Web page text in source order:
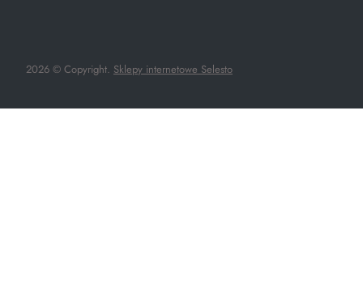
2026 © Copyright. Sklepy internetowe Selesto